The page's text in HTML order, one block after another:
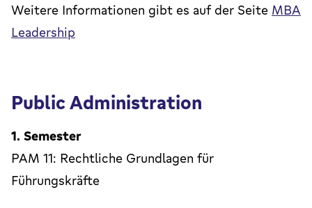
Weitere Informationen gibt es auf der Seite MBA
Leadership
Public Administration
1. Semester
PAM 11: Rechtliche Grundlagen für
Führungskräfte